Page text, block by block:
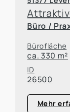
Büro /
Bürofläche
ca. 330 m²
ID
26500
Mehr